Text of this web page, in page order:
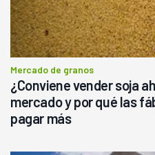
Mercado de granos
¿Conviene vender soja
mercado y por qué las
pagar más